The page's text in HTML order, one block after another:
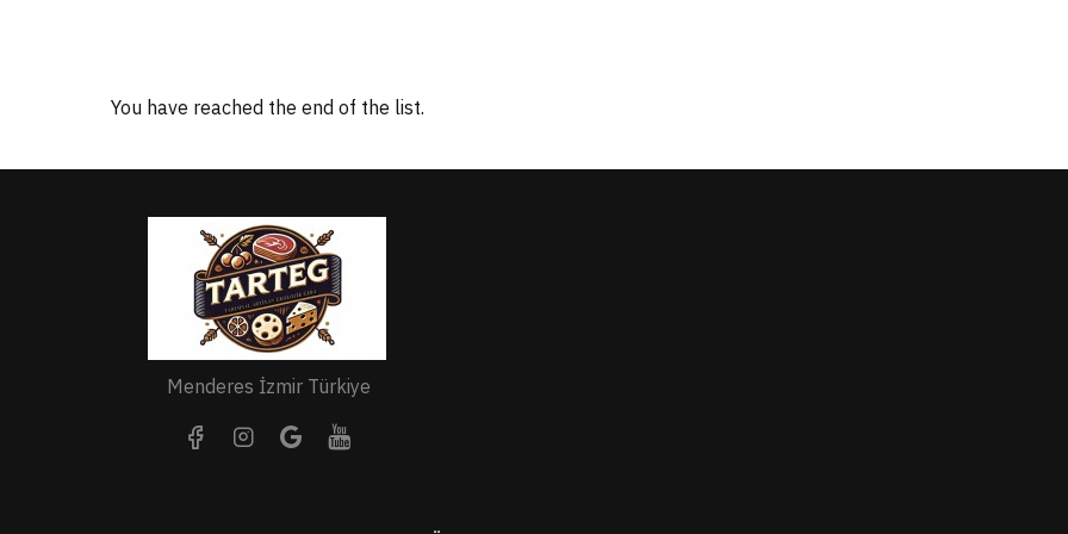
You have reached the end of the list.
Menderes İzmir Türkiye